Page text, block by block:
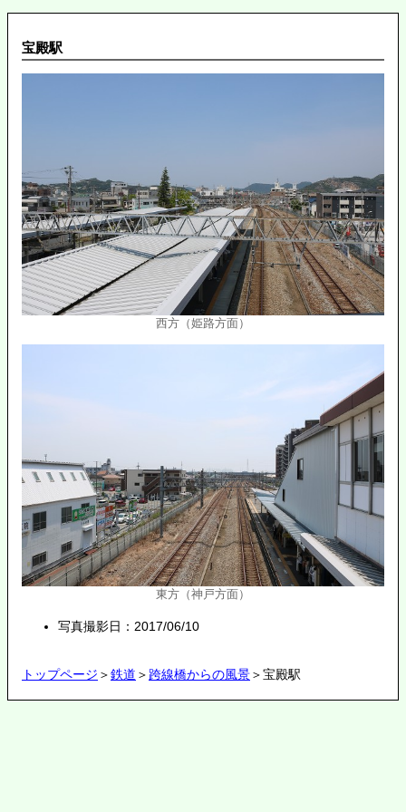
宝殿駅
西方（姫路方面）
東方（神戸方面）
写真撮影日：2017/06/10
トップページ ＞鉄道 ＞跨線橋からの風景＞宝殿駅